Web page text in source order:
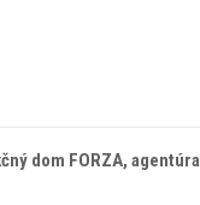
dom FORZA,